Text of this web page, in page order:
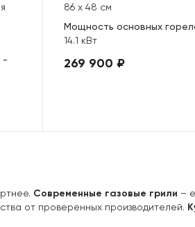
-
86 х 48 см
Мощность основных
14.1 кВт
269 900 ₽
Современные газовые грили –
от проверенных производителей.